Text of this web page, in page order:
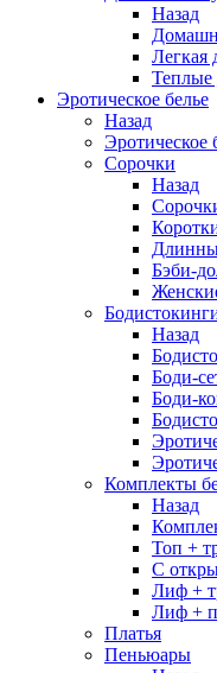
Назад
Легкая
Теплые
Эротическое белье
Назад
Эротическое
Сорочки
Назад
Бэби-
Назад
Боди-
Боди-
Комплекты
Назад
Топ +
С
Лиф +
Лиф +
Платья
Пеньюары